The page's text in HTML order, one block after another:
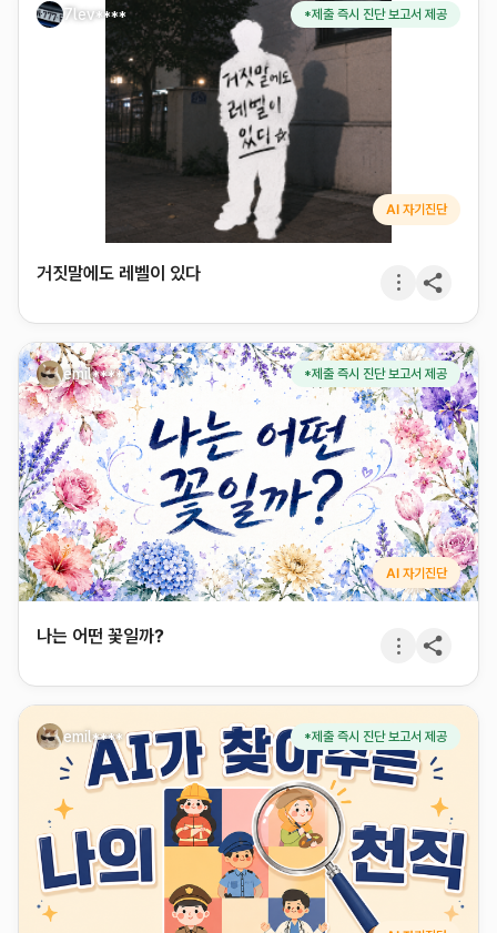
7lev**** *제출 즉시 진단 보고서 제공
AI 자기진단
거짓말에도 레벨이 있다
emil**** *제출 즉시 진단 보고서 제공
AI 자기진단
나는 어떤 꽃일까?
emil**** *제출 즉시 진단 보고서 제공